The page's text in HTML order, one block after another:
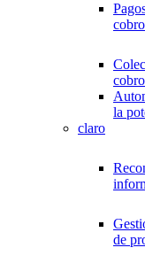
cobro
la
claro
de